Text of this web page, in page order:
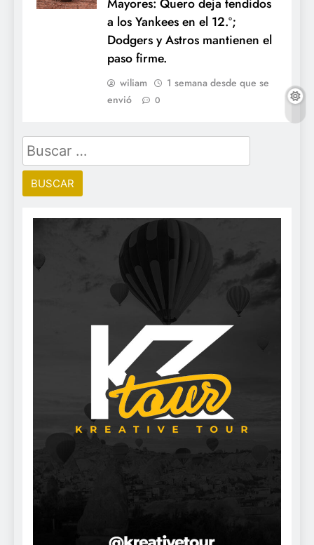
a los Yankees en el 12.º;
Dodgers y Astros mantienen el
paso firme.
wiliam
1 semana desde que se
envió
0
Buscar: